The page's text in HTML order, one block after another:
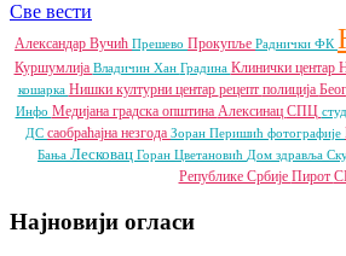
Све вести
Александар Вучић Прешево Прокупље Раднички ФК
Куршумлија Владичин Хан Градина Клинички центар
кошарка Нишки културни центар рецепт полиција
Инфо Медијана градска општина Алексинац СПЦ
ДС саобраћајна незгода Зоран Перишић фотографије
Бања Лесковац Горан Цветановић Дом здравља
Републике Србије Пирот
Најновији огласи